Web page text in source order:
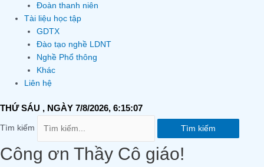
Đoàn thanh niên
Tài liệu học tập
GDTX
Đào tạo nghề LDNT
Nghề Phổ thông
Khác
Liên hệ
THỨ SÁU , NGÀY 7/8/2026, 6:15:07
Tìm kiếm Tìm kiếm
Công ơn Thầy Cô giáo!